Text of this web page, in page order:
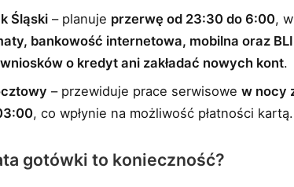
Śląski – planuje przerwę od 23:30 do 6:00,
bankowość internetowa, mobilna oraz
wniosków o kredyt ani zakładać nowych kont.
– przewiduje prace serwisowew nocy
, co wpłynie na możliwość płatności kartą.
gotówki to konieczność?